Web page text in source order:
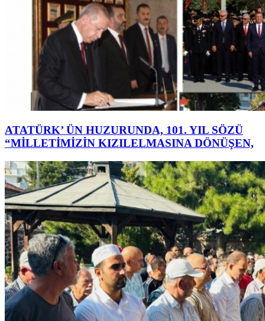
ATATÜRK’ ÜN HUZURUNDA, 101. YIL SÖZÜ
“MİLLETİMİZİN KIZILELMASINA DÖNÜŞEN,